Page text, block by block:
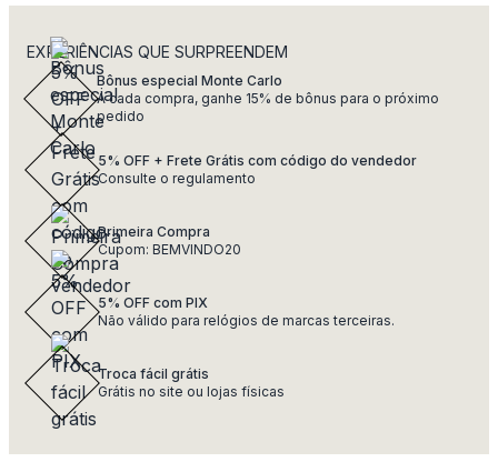
EXPERIÊNCIAS QUE SURPREENDEM
Bônus especial Monte Carlo
A cada compra, ganhe 15% de bônus para o próximo
pedido
5% OFF + Frete Grátis com código do vendedor
Consulte o regulamento
Primeira Compra
Cupom: BEMVINDO20
5% OFF com PIX
Não válido para relógios de marcas terceiras.
Troca fácil grátis
Grátis no site ou lojas físicas